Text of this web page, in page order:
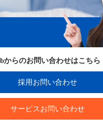
からのお問い合わせはこちら
採用お問い合わせ
サービスお問い合わせ